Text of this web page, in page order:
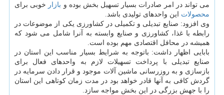
می تواند در امر صادرات بسیار تسهیل بخش بوده و بازار خوبی برای
محصولات این واحدهای تولیدی باشد.
وی افزود: صنایع تبدیلی و تکمیلی در کشاورزی یکی از موضوعات در
رابطه با غذا، کشاورزی و صنایع وابسته به آنرا شامل می شود که
همیشه در محافل اقتصادی مهم بوده است.
بابایی اظهار داشت: باتوجه به شرایط بسیار مناسب این استان در
صنایع تبدیلی با پرداخت تسهیلات لازم به واحدهای فعال برای
بازسازی و به روزرسانی ماشین آلات موجود و قرار دادن سرمایه در
گردش کافی به آنها قادر خواهد بود در مدت زمان کوتاهی این استان
را با جهش بزرگی در این بخش مواجه سازد.